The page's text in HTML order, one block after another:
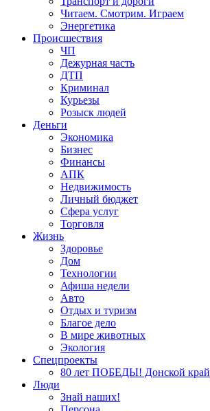
Читаем. Смотрим. Играем
Энергетика
Происшествия
ЧП
Дежурная часть
ДТП
Криминал
Курьезы
Розыск людей
Деньги
Экономика
Бизнес
Финансы
АПК
Недвижимость
Личный бюджет
Сфера услуг
Торговля
Жизнь
Здоровье
Дом
Технологии
Афиша недели
Авто
Отдых и туризм
Благое дело
В мире животных
Экология
Спецпроекты
80 лет ПОБЕДЫ! Донской край
Люди
Знай наших!